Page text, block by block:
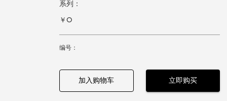
系列：
￥0
编号：
加入购物车 立即购买